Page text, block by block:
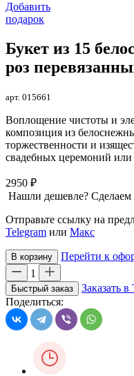
Добавить
подарок
Букет из 15
роз
арт. 015661
Воплощение чистоты и
композиция из
торжественности и
свадебных церемоний
2950 ₽
Нашли дешевле? Сделаем
Отправьте ссылку на
Telegram или Макс
В корзину Перейти к
1
Быстрый заказ Заказать в
Поделиться: